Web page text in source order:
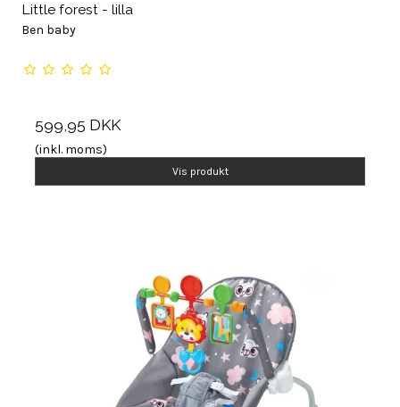
Little forest - lilla
Ben baby
599,95 DKK
(inkl. moms)
Vis produkt